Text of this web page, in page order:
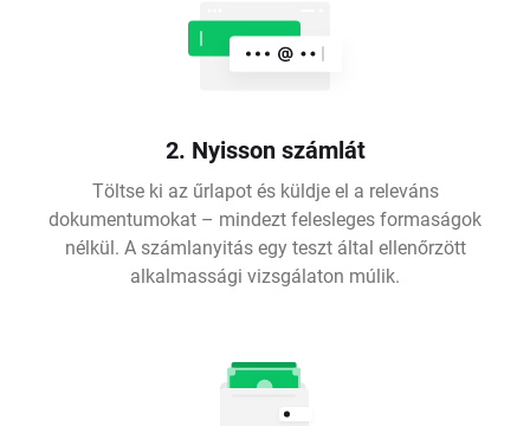
2. Nyisson számlát
Töltse ki az űrlapot és küldje el a releváns
dokumentumokat – mindezt felesleges formaságok
nélkül. A számlanyitás egy teszt által ellenőrzött
alkalmassági vizsgálaton múlik.